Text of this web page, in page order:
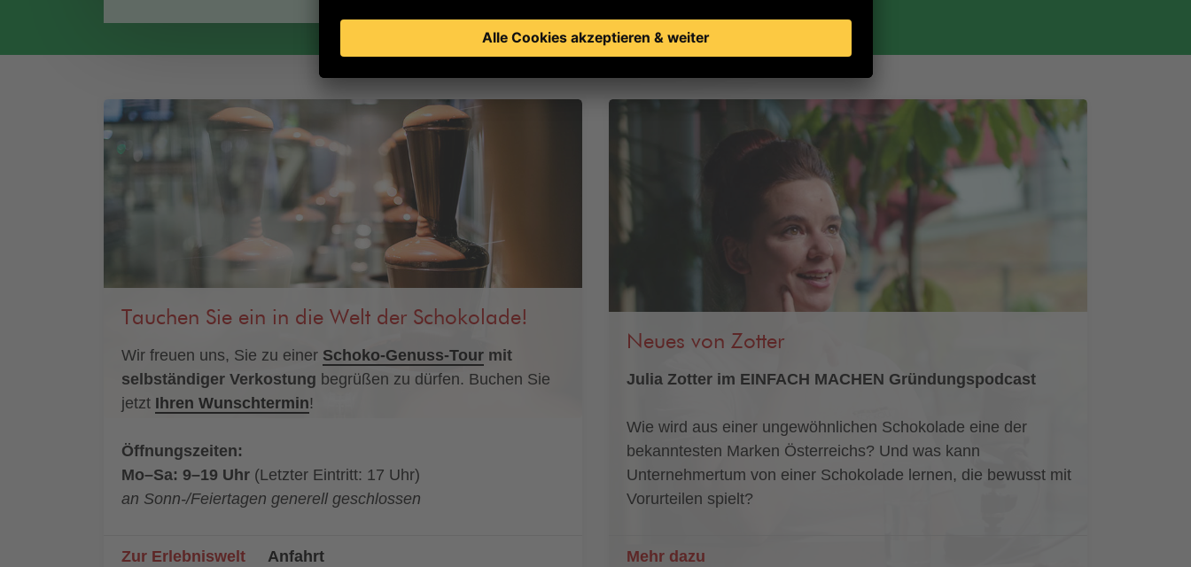
Tauchen Sie ein in die Welt der Schokolade!
Wir freuen uns, Sie zu einer Schoko-Genuss-Tour mit
selbständiger Verkostung begrüßen zu dürfen. Buchen Sie
jetzt Ihren Wunschtermin!
Öffnungszeiten:
Mo–Sa: 9–19 Uhr (Letzter Eintritt: 17 Uhr)
an Sonn-/Feiertagen generell geschlossen
Zur Erlebniswelt Anfahrt
Neues von Zotter
Julia Zotter im EINFACH MACHEN Gründungspodcast
Wie wird aus einer ungewöhnlichen Schokolade eine der
bekanntesten Marken Österreichs? Und was kann
Unternehmertum von einer Schokolade lernen, die bewusst mit
Vorurteilen spielt?
Mehr dazu